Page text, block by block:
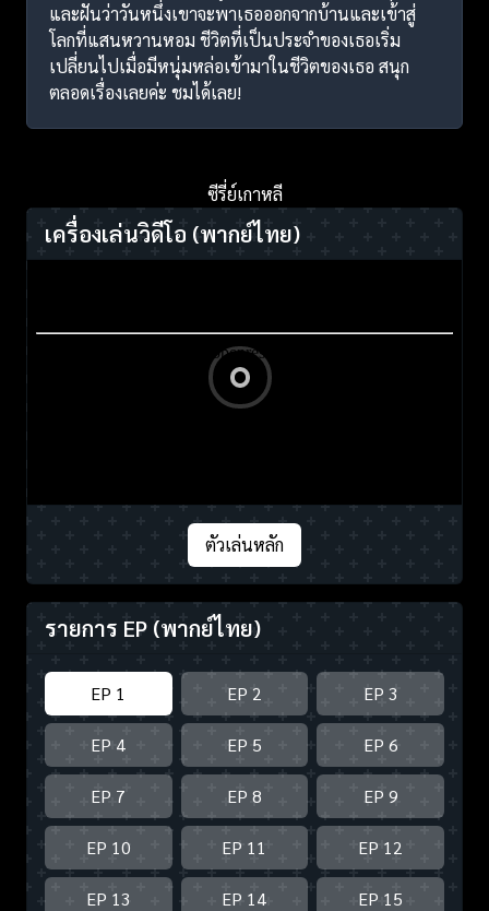
และฝันว่าวันหนึ่งเขาจะพาเธอออกจากบ้านและเข้าสู่
โลกที่แสนหวานหอม ชีวิตที่เป็นประจำของเธอเริ่ม
เปลี่ยนไปเมื่อมีหนุ่มหล่อเข้ามาในชีวิตของเธอ สนุก
ตลอดเรื่องเลยค่ะ ชมได้เลย!
ซีรี่ย์เกาหลี
เครื่องเล่นวิดีโอ (พากย์ไทย)
ตัวเล่นหลัก
รายการ EP (พากย์ไทย)
EP 1 EP 2 EP 3
EP 4 EP 5 EP 6
EP 7 EP 8 EP 9
EP 10 EP 11 EP 12
EP 13 EP 14 EP 15